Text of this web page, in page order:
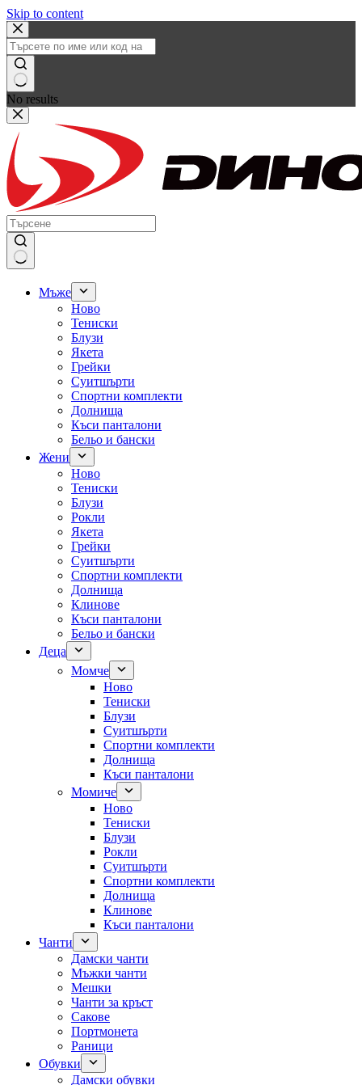
Skip to content
No results
Мъже
Ново
Тениски
Блузи
Якета
Грейки
Суитшърти
Спортни комплекти
Долнища
Къси панталони
Бельо и бански
Жени
Ново
Тениски
Блузи
Рокли
Якета
Грейки
Суитшърти
Спортни комплекти
Долнища
Клинове
Къси панталони
Бельо и бански
Деца
Момче
Ново
Тениски
Блузи
Суитшърти
Спортни комплекти
Долнища
Къси панталони
Момиче
Ново
Тениски
Блузи
Рокли
Суитшърти
Спортни комплекти
Долнища
Клинове
Къси панталони
Чанти
Дамски чанти
Мъжки чанти
Мешки
Чанти за кръст
Сакове
Портмонета
Раници
Обувки
Дамски обувки